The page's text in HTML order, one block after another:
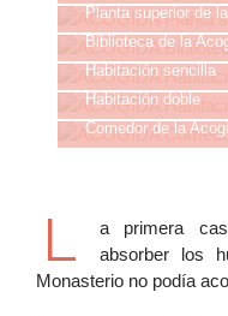
Planta superior de
Biblioteca de la
Habitación sencilla
Habitación doble
Comedor de la
L
a primera
absorber los
Monasterio no podía